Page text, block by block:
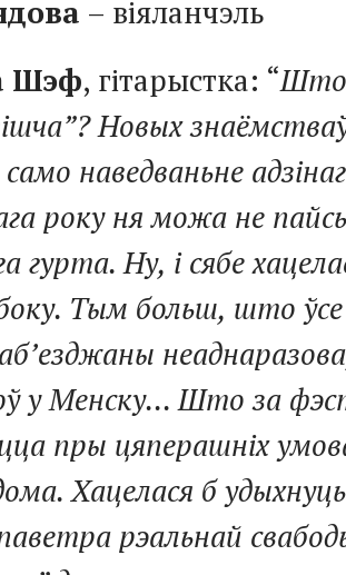
– віяланчэль
Шэф, гітарыстка: “Што
Новых
наведваньне
року ня можа не
гурта. Ну, і сябе
Тым больш, што ўсе
у Менску... Што за
пры цяперашніх
Хацелася б
рэальнай